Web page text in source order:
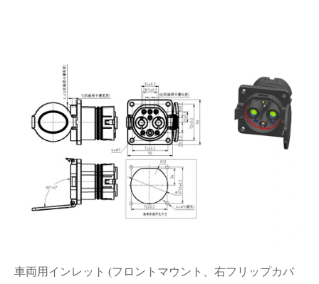
車両用インレット (フロントマウント、右フリップカバ